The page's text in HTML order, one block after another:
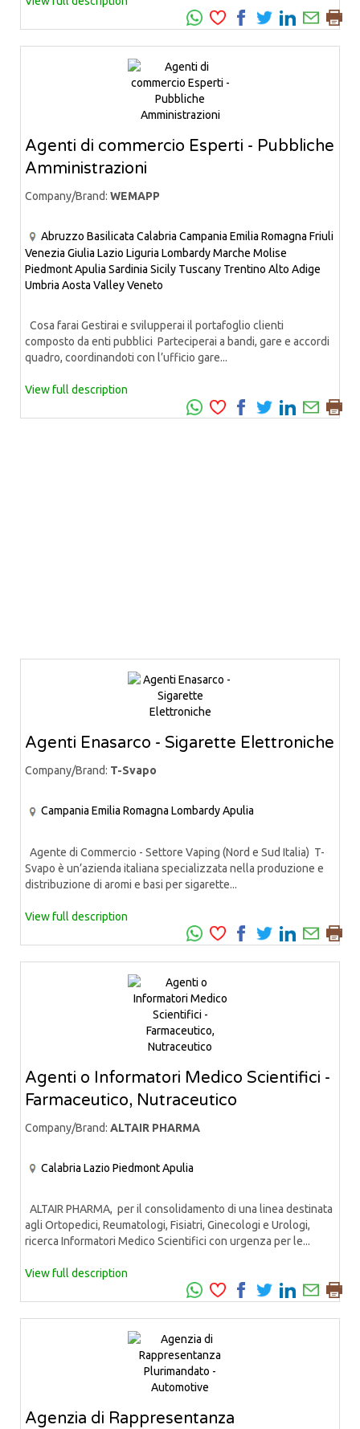
Agenti di commercio Esperti - Pubbliche
Amministrazioni
Company/Brand: WEMAPP
Abruzzo Basilicata Calabria Campania Emilia Romagna Friuli
Venezia Giulia Lazio Liguria LombardyMarche Molise
PiedmontApulia Sardinia Sicily Tuscany Trentino Alto Adige
Umbria Aosta ValleyVeneto
Cosa farai Gestirai e svilupperai il portafoglio clienti
composto da enti pubblici Parteciperai a bandi, gare e accordi
quadro, coordinandoti con l’ufficio gare...
View full description
Agenti Enasarco - Sigarette Elettroniche
Company/Brand: T-Svapo
Campania Emilia Romagna LombardyApulia
Agente di Commercio - Settore Vaping (Nord e Sud Italia) T-
Svapo è un’azienda italiana specializzata nella produzione e
distribuzione di aromi e basi per sigarette...
View full description
Agenti o Informatori Medico Scientifici -
Farmaceutico, Nutraceutico
Company/Brand: ALTAIR PHARMA
Calabria Lazio PiedmontApulia
ALTAIR PHARMA, per il consolidamento di una linea destinata
agli Ortopedici, Reumatologi, Fisiatri, Ginecologi e Urologi,
ricerca Informatori Medico Scientifici con urgenza per le...
View full description
Agenzia di Rappresentanza